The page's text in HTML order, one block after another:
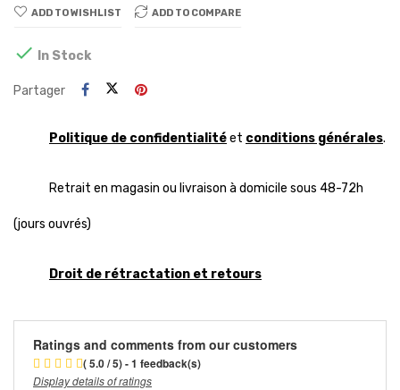
ADD TO WISHLIST ADD TO COMPARE
 In Stock
Partager
Politique de confidentialitéet conditions générales.
Retrait en magasin ou livraison à domicile sous 48-72h
(jours ouvrés)
Droit de rétractation et retours
Ratings and comments from our customers
( 5.0 / 5) - 1 feedback(s)
Display details of ratings